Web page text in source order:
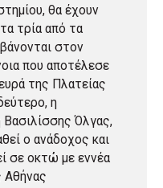
θα έχουν
τρία από τα
στον
που αποτέλεσε
της Πλατείας
η
Βασιλίσσης Όλγας,
ο ανάδοχος και
σε οκτώ με εννέα
Αθήνας